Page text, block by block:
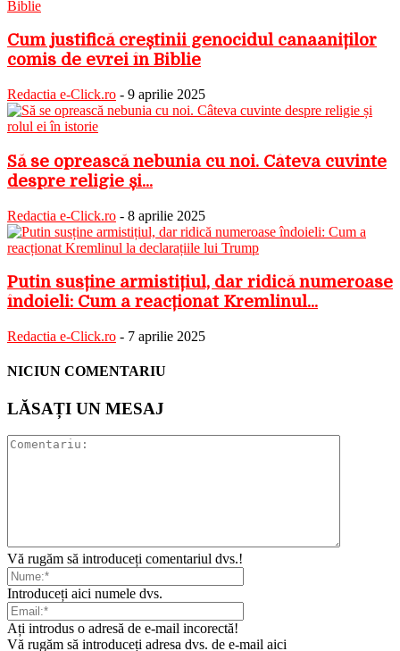
Cum justifică creștinii genocidul canaaniților
comis de evrei în Biblie
Redactia e-Click.ro - 9 aprilie 2025
Să se oprească nebunia cu noi. Câteva cuvinte
despre religie și...
Redactia e-Click.ro - 8 aprilie 2025
Putin susține armistițiul, dar ridică numeroase
îndoieli: Cum a reacționat Kremlinul...
Redactia e-Click.ro - 7 aprilie 2025
NICIUN COMENTARIU
LĂSAȚI UN MESAJ
Vă rugăm să introduceți comentariul dvs.!
Introduceți aici numele dvs.
Ați introdus o adresă de e-mail incorectă!
Vă rugăm să introduceți adresa dvs. de e-mail aici